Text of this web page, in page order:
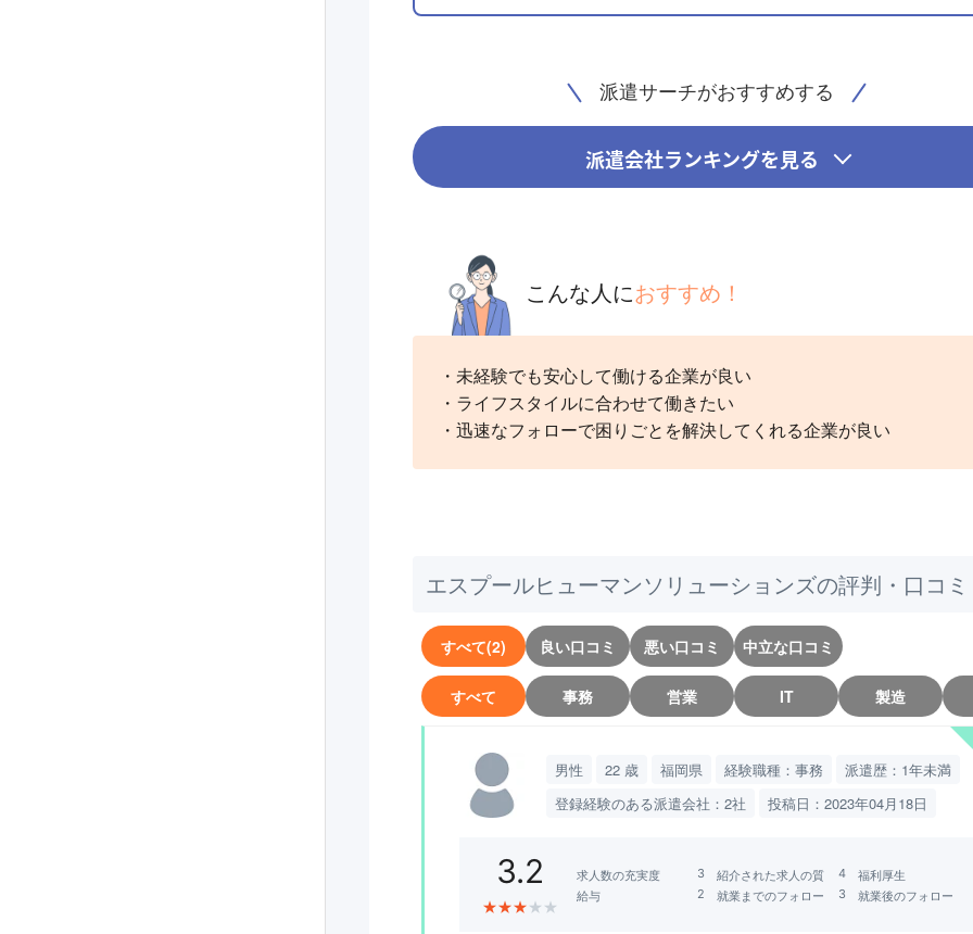
派遣サーチがおすすめする
派遣会社ランキングを見る
こんな人におすすめ！
・未経験でも安心して働ける企業が良い
・ライフスタイルに合わせて働きたい
・迅速なフォローで困りごとを解決してくれる企業が良い
エスプールヒューマンソリューションズの評判・口コミ
すべて(2) 良い口コミ 悪い口コミ 中立な口コミ
すべて 事務 営業 IT 製造
男性 22 歳 福岡県 経験職種：事務
派遣歴：1年未満
登録経験のある派遣会社：2社
投稿日：2023年04月18日
3.2
★★★★ ★
求人数の充実度 紹介された求人の質
福利厚生
給与
就業までのフォロー 就業後のフォロー